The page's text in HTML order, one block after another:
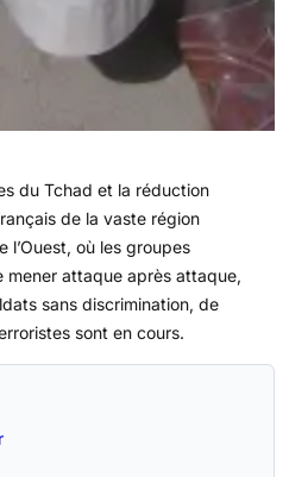
du Tchad et la réduction
de la vaste région
l’Ouest, où les groupes
mener attaque après attaque,
sans discrimination, de
sont en cours.